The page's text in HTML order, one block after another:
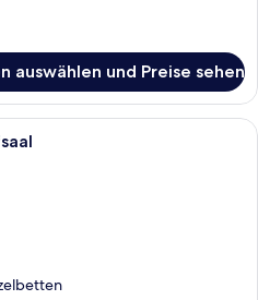
auswählen und Preise sehen
Ein Hotelzimmer mit einem